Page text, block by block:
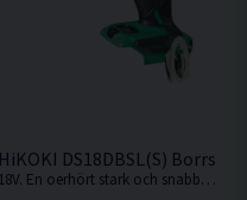
18V
HiKOKI DS18DBSL(S)
18V. En oerhört stark och snabb kompakt borrskruvdragare från Hikoki.